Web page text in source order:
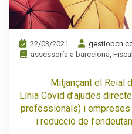
22/03/2021
assessoría a barcelona, Fiscal
Mitjançant el Reial
Línia Covid d’ajudes
professionals) i
i reducció de